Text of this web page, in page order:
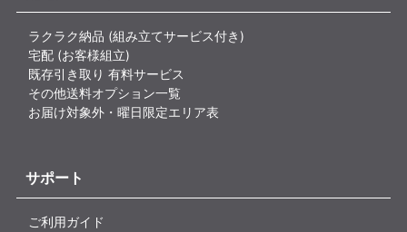
ラクラク納品 (組み立てサービス付き)
宅配 (お客様組立)
既存引き取り 有料サービス
その他送料オプション一覧
お届け対象外・曜日限定エリア表
サポート
ご利用ガイド